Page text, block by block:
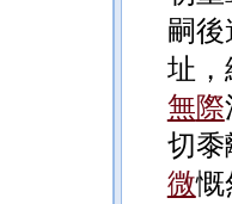
嗣
址，
無際
切黍
微慨